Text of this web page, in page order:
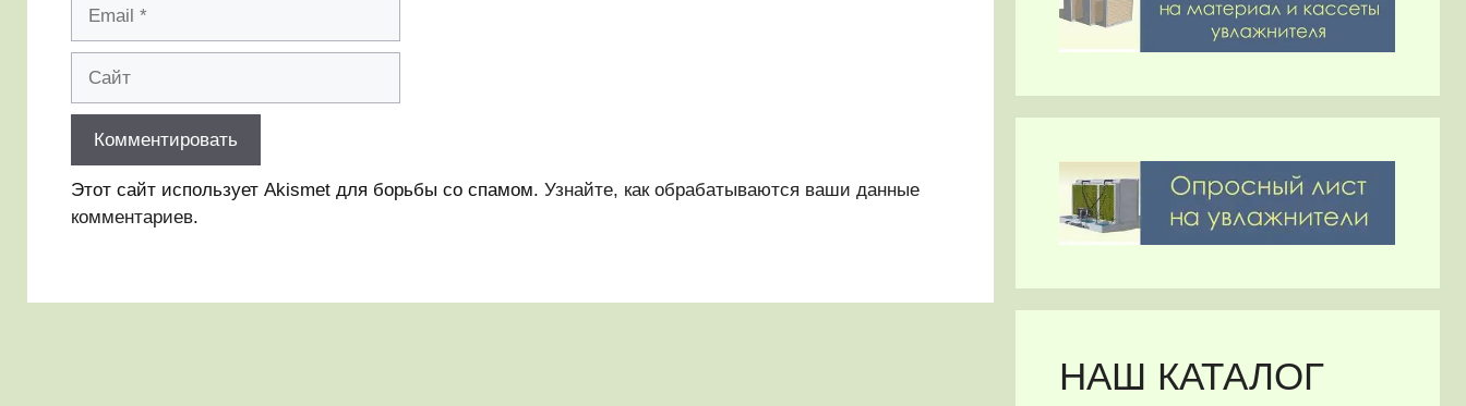
Этот сайт использует Akismet для борьбы со спамом. Узнайте, как обрабатываются ваши данные
комментариев.
НАШ КАТАЛОГ